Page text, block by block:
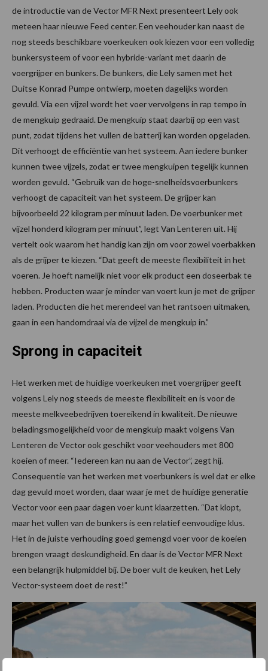
de introductie van de Vector MFR Next presenteert Lely ook
meteen haar nieuwe Feed center. Een veehouder kan naast de
nog steeds beschikbare voerkeuken ook kiezen voor een volledig
bunkersysteem of voor een hybride-variant met daarin de
voergrijper en bunkers. De bunkers, die Lely samen met het
Duitse Konrad Pumpe ontwierp, moeten dagelijks worden
gevuld. Via een vijzel wordt het voer vervolgens in rap tempo in
de mengkuip gedraaid. De mengkuip staat daarbij op een vast
punt, zodat tijdens het vullen de batterij kan worden opgeladen.
Dit verhoogt de efficiëntie van het systeem. Aan iedere bunker
kunnen twee vijzels, zodat er twee mengkuipen tegelijk kunnen
worden gevuld. “Gebruik van de hoge-snelheidsvoerbunkers
verhoogt de capaciteit van het systeem. De grijper kan
bijvoorbeeld 22 kilogram per minuut laden. De voerbunker met
vijzel honderd kilogram per minuut”, legt Van Lenteren uit. Hij
vertelt ook waarom het handig kan zijn om voor zowel voerbakken
als de grijper te kiezen. “Dat geeft de meeste flexibiliteit in het
voeren. Je hoeft namelijk niet voor elk product een doseerbak te
hebben. Producten waar je minder van voert kun je met de grijper
laden. Producten die het merendeel van het rantsoen uitmaken,
gaan in een handomdraai via de vijzel de mengkuip in.”
Sprong in capaciteit
Het werken met de huidige voerkeuken met voergrijper geeft
volgens Lely nog steeds de meeste flexibiliteit en is voor de
meeste melkveebedrijven toereikend in kwaliteit. De nieuwe
beladingsmogelijkheid voor de mengkuip maakt volgens Van
Lenteren de Vector ook geschikt voor veehouders met 800
koeien of meer. “Iedereen kan nu aan de Vector”, zegt hij.
Consequentie van het werken met voerbunkers is wel dat er elke
dag gevuld moet worden, daar waar je met de huidige generatie
Vector voor een paar dagen voer kunt klaarzetten. “Dat klopt,
maar het vullen van de bunkers is een relatief eenvoudige klus.
Het in de juiste verhouding goed gemengd voer voor de koeien
brengen vraagt deskundigheid. En daar is de Vector MFR Next
een belangrijk hulpmiddel bij. De boer vult de keuken, het Lely
Vector-systeem doet de rest!”